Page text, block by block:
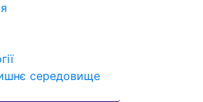
середовище